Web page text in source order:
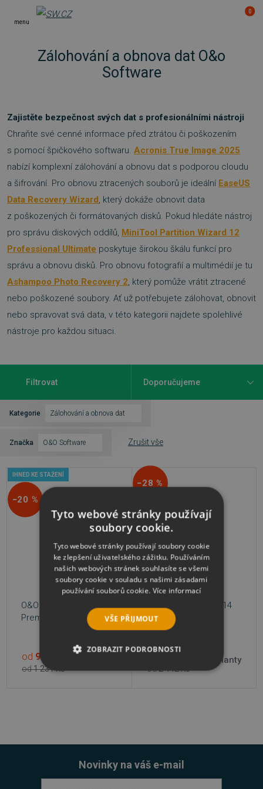
menu
0
Zálohování a obnova dat O&o
Software
Zajistěte bezpečnost svých dat s profesionálními nástroji
Chraňte své cenné informace před ztrátou či poškozením
s pomocí špičkového softwaru. Acronis True Image 2025
nabízí komplexní zálohování a obnovu dat s podporou cloudu
a šifrování. Pro obnovu ztracených souborů je ideální EaseUS
Data Recovery Wizard, který dokáže obnovit data
z poškozených či formátovaných disků. Pokud hledáte nástroj
pro správu diskových oddílů, MiniTool Partition Wizard 12
Professional Ultimate poskytuje širokou škálu funkcí pro
správu a obnovu disků. Pro obnovu fotografií a multimédií je tu
Ashampoo Photo Recovery 2, který pomůže vrátit ztracené
nebo poškozené soubory. Ať už potřebujete zálohovat, obnovit
nebo spravovat svá data, v této kategorii najdete spolehlivé
nástroje pro každou situaci.
Filtrovat
Kategorie Zálohování a obnova dat
Značka O&O Software Zrušit vše
IHNED KE STAŽENÍ
−20 %
O&O DiskImage 22
Premium
od1 231 Kč
od 985 Kč
−28 %
O&O DiskRecovery 14
Professional
od2 442 Kč
2 varianty
Novinky na váš e-mail
Tyto webové stránky používají
soubory cookie.
Tyto webové stránky používají soubory cookie
ke zlepšení uživatelského zážitku. Používáním
našich webových stránek souhlasíte se všemi
soubory cookie v souladu s našimi zásadami
používání souborů cookie. Více informací
VŠE PŘIJMOUT
ZOBRAZIT PODROBNOSTI
NEZBYTNĚ NUTNÉ SOUBORY
FUNKČNÍ SOUBORY